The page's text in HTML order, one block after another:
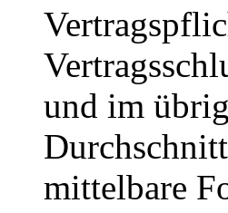
und im
mittelbare